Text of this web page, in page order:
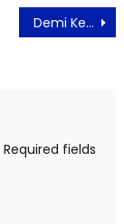
Demi Keamanan Bank Indonesia Akan Blokir Kartu ATM Berbasis Magnetic Stripe
Required fields